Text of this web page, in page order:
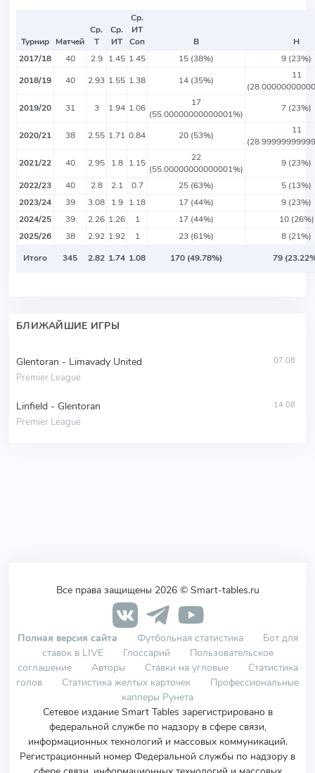
Турнир Матчей
Ср.
Т
Ср.
ИТ
Ср.
ИТ
Соп
В
Н
2017/18
40 2.9 1.45 1.45 15 (38%)
9 (23%)
2018/19
40 2.93 1.55 1.38 14 (35%)
11
2019/20
31 3 1.94 1.06
17
(55.00000000000001%)
7 (23%)
2020/21 38 2.55 1.71 0.84 20 (53%)
11
2021/22
40 2.95 1.8 1.15
22
(55.00000000000001%)
9 (23%)
2022/23
40 2.8 2.1 0.7 25 (63%)
5 (13%)
2023/24
39 3.08 1.9 1.18 17 (44%)
9 (23%)
2024/25
39 2.26 1.26 1 17 (44%)
10 (26%)
2025/26
38 2.92 1.92 1 23 (61%)
8 (21%)
Итого
345 2.82 1.74 1.08 170 (49.78%) 79
БЛИЖАЙШИЕ ИГРЫ
Glentoran - Limavady United
Premier League
07.08
Linfield - Glentoran
Premier League
14.08
Все права защищены 2026 © Smart-tables.ru
Полная версия сайта Футбольная статистика
Бот для
ставок в LIVE
Глоссарий
Пользовательское
соглашение
Авторы Ставки на угловые
Статистика
голов
Статистика желтых карточек
Профессиональные
капперы Рунета
Сетевое издание Smart Tables зарегистрировано в
федеральной службе по надзору в сфере связи,
информационных технологий и массовых коммуникаций.
Регистрационный номер Федеральной службы по надзору в